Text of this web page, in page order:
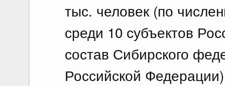
тыс. человек (по
среди 10 субъектов
состав Сибирского
Российской